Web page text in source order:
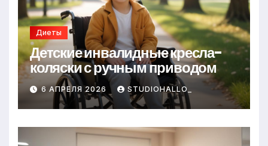
Диеты
Детские инвалидные кресла-
коляски с ручным приводом
6 АПРЕЛЯ 2026 STUDIOHALLO_